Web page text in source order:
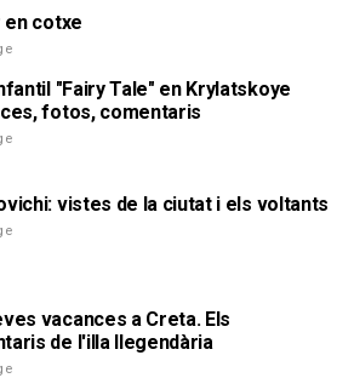
en cotxe
"Fairy Tale" en Krylatskoye
fotos, comentaris
vistes de la ciutat i els voltants
vacances a Creta. Els
de l'illa llegendària